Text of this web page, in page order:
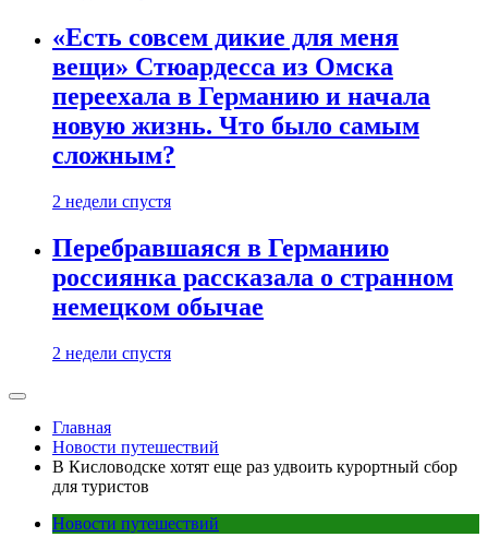
«Есть совсем дикие для меня
вещи» Стюардесса из Омска
переехала в Германию и начала
новую жизнь. Что было самым
сложным?
2 недели спустя
Перебравшаяся в Германию
россиянка рассказала о странном
немецком обычае
2 недели спустя
Главная
Новости путешествий
В Кисловодске хотят еще раз удвоить курортный сбор
для туристов
Новости путешествий